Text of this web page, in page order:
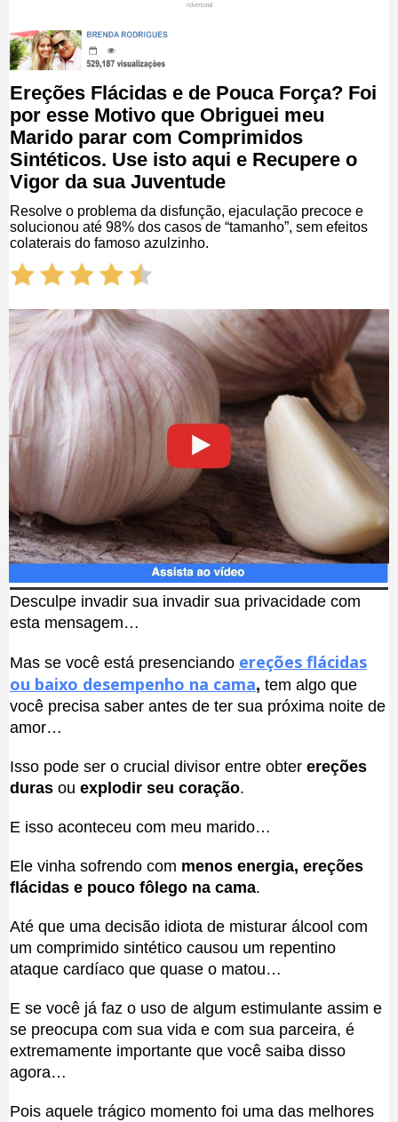
Advertorial
Ereções Flácidas e de Pouca Força? Foi
por esse Motivo que Obriguei meu
Marido parar com Comprimidos
Sintéticos. Use isto aqui e Recupere o
Vigor da sua Juventude
Resolve o problema da disfunção, ejaculação precoce e
solucionou até 98% dos casos de “tamanho”, sem efeitos
colaterais do famoso azulzinho.
Desculpe invadir sua invadir sua privacidade com
esta mensagem…
Mas se você está presenciando ereções flácidas
ou baixo desempenho na cama, tem algo que
você precisa saber antes de ter sua próxima noite de
amor…
Isso pode ser o crucial divisor entre obter ereções
duras ou explodir seu coração.
E isso aconteceu com meu marido…
Ele vinha sofrendo com menos energia, ereções
flácidas e pouco fôlego na cama.
Até que uma decisão idiota de misturar álcool com
um comprimido sintético causou um repentino
ataque cardíaco que quase o matou…
E se você já faz o uso de algum estimulante assim e
se preocupa com sua vida e com sua parceira, é
extremamente importante que você saiba disso
agora…
Pois aquele trágico momento foi uma das melhores